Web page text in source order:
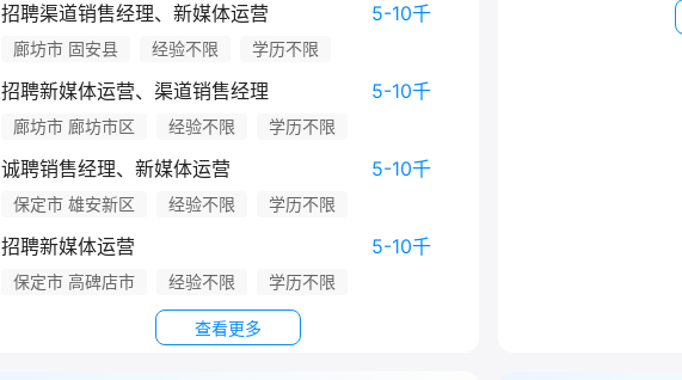
招聘渠道销售经理、新媒体运营 5-10千
廊坊市 固安县 经验不限 学历不限
招聘新媒体运营、渠道销售经理 5-10千
廊坊市 廊坊市区 经验不限 学历不限
诚聘销售经理、新媒体运营 5-10千
保定市 雄安新区 经验不限 学历不限
招聘新媒体运营 5-10千
保定市 高碑店市 经验不限 学历不限
查看更多